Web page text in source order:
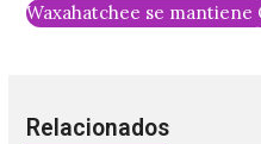
Waxahatchee se mantiene
Relacionados